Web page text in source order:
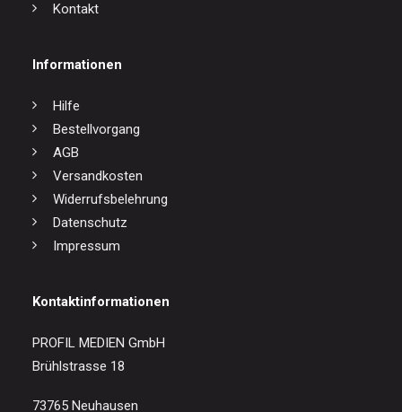
Kontakt
Informationen
Hilfe
Bestellvorgang
AGB
Versandkosten
Widerrufsbelehrung
Datenschutz
Impressum
Kontaktinformationen
PROFIL MEDIEN GmbH
Brühlstrasse 18
73765 Neuhausen